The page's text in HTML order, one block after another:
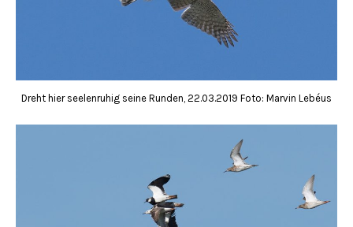
Dreht hier seelenruhig seine Runden, 22.03.2019 Foto: Marvin Lebéus